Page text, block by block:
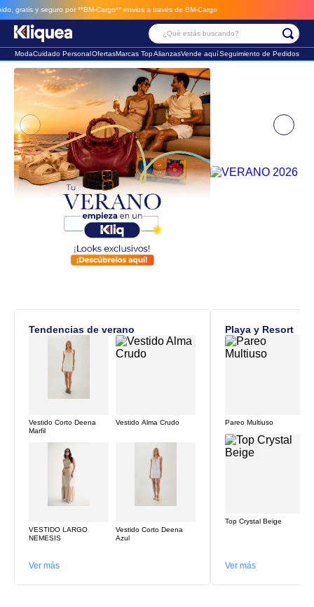
Cargo** envios a través de BM-Cargo
¿Qué estás buscando?
ModaCuidado PersonalOfertasMarcas TopAlianzasVende aquíSeguimiento de Pedidos
Tendencias de verano
Vestido Corto Deena
Marfil
Vestido Alma Crudo
VESTIDO LARGO
NEMESIS
Vestido Corto Deena
Azul
Ver más
Playa y Resort
Pareo Multiuso
Top Crystal Beige
Ver más
Términos Más Buscados
. faldas
2. futbol
3. sandalia